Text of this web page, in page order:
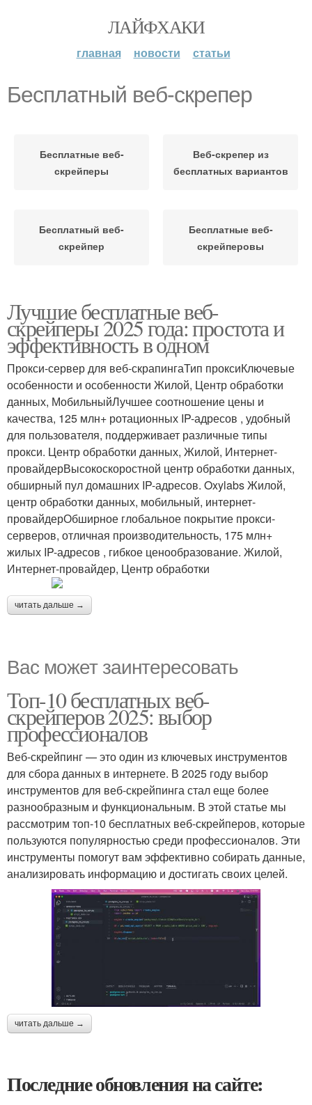
ЛАЙФХАКИ
главная новости статьи
Бесплатный веб-скрепер
Бесплатные веб-
скрейперы
Веб-скрепер из
бесплатных вариантов
Бесплатный веб-
скрейпер
Бесплатные веб-
скрейперовы
Лучшие бесплатные веб-
скрейперы 2025 года: простота и
эффективность в одном
Прокси-сервер для веб-скрапингаТип проксиКлючевые
особенности и особенности Жилой, Центр обработки
данных, МобильныйЛучшее соотношение цены и
качества, 125 млн+ ротационных IP-адресов , удобный
для пользователя, поддерживает различные типы
прокси. Центр обработки данных, Жилой, Интернет-
провайдерВысокоскоростной центр обработки данных,
обширный пул домашних IP-адресов. Oxylabs Жилой,
центр обработки данных, мобильный, интернет-
провайдерОбширное глобальное покрытие прокси-
серверов, отличная производительность, 175 млн+
жилых IP-адресов , гибкое ценообразование. Жилой,
Интернет-провайдер, Центр обработки
читать дальше →
Вас может заинтересовать
Топ-10 бесплатных веб-
скрейперов 2025: выбор
профессионалов
Веб-скрейпинг — это один из ключевых инструментов
для сбора данных в интернете. В 2025 году выбор
инструментов для веб-скрейпинга стал еще более
разнообразным и функциональным. В этой статье мы
рассмотрим топ-10 бесплатных веб-скрейперов, которые
пользуются популярностью среди профессионалов. Эти
инструменты помогут вам эффективно собирать данные,
анализировать информацию и достигать своих целей.
читать дальше →
Последние обновления на сайте: